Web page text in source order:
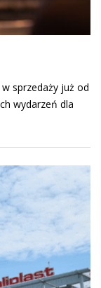
sprzedaży już od
wydarzeń dla